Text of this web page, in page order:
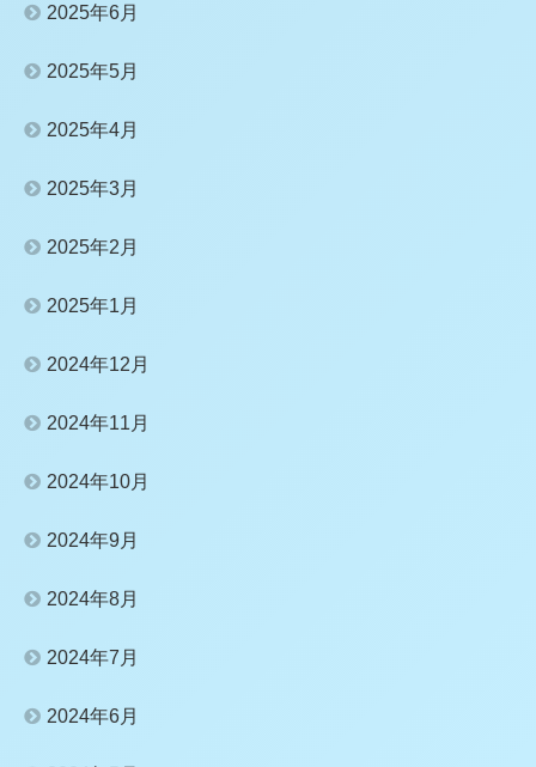
2025年6月
2025年5月
2025年4月
2025年3月
2025年2月
2025年1月
2024年12月
2024年11月
2024年10月
2024年9月
2024年8月
2024年7月
2024年6月